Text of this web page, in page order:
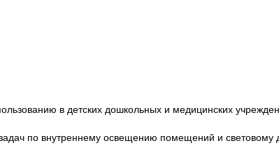
в детских дошкольных и медицинских
по внутреннему освещению помещений и световому